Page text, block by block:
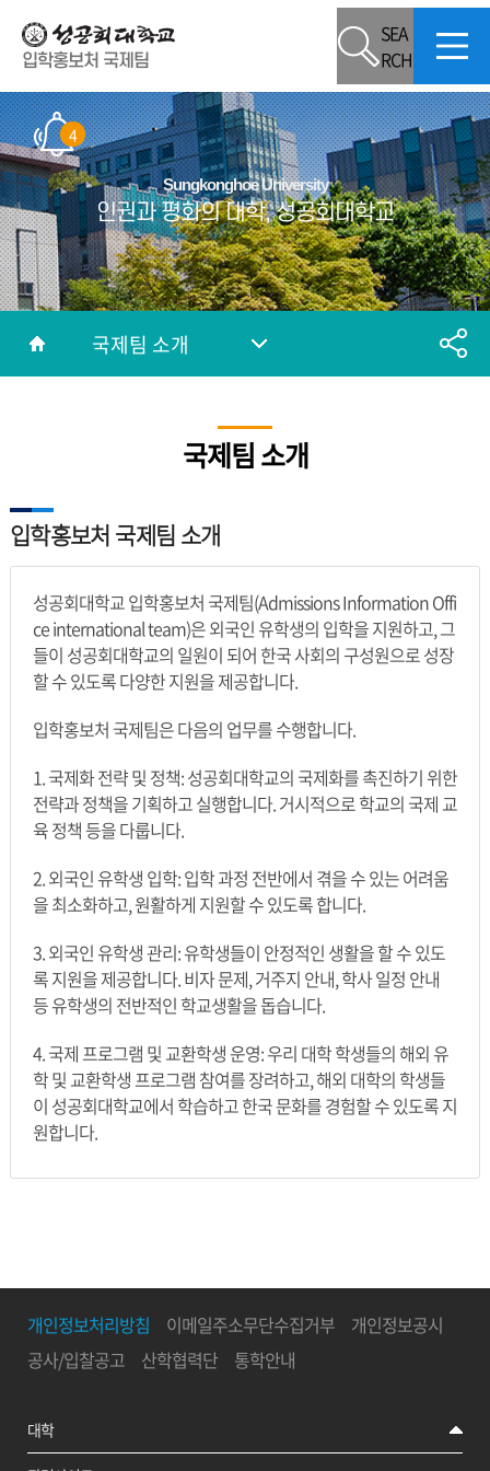
4
입학홍보처 국제팀
SEA
RCH
Sungkonghoe University
인권과 평화의 대학, 성공회대학교
국제팀 소개
국제팀 소개
입학홍보처 국제팀 소개
성공회대학교 입학홍보처 국제팀(Admissions Information Offi
ce international team)은 외국인 유학생의 입학을 지원하고, 그
들이 성공회대학교의 일원이 되어 한국 사회의 구성원으로 성장
할 수 있도록 다양한 지원을 제공합니다.
입학홍보처 국제팀은 다음의 업무를 수행합니다.
1. 국제화 전략 및 정책: 성공회대학교의 국제화를 촉진하기 위한
전략과 정책을 기획하고 실행합니다. 거시적으로 학교의 국제 교
육 정책 등을 다룹니다.
2. 외국인 유학생 입학: 입학 과정 전반에서 겪을 수 있는 어려움
을 최소화하고, 원활하게 지원할 수 있도록 합니다.
3. 외국인 유학생 관리: 유학생들이 안정적인 생활을 할 수 있도
록 지원을 제공합니다. 비자 문제, 거주지 안내, 학사 일정 안내
등 유학생의 전반적인 학교생활을 돕습니다.
4. 국제 프로그램 및 교환학생 운영: 우리 대학 학생들의 해외 유
학 및 교환학생 프로그램 참여를 장려하고, 해외 대학의 학생들
이 성공회대학교에서 학습하고 한국 문화를 경험할 수 있도록 지
원합니다.
개인정보처리방침 이메일주소무단수집거부
개인정보공시
공사/입찰공고
산학협력단 통학안내
대학